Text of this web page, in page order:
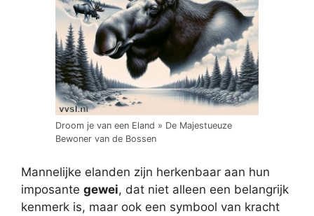
Droom je van een Eland » De Majestueuze
Bewoner van de Bossen
Mannelijke elanden zijn herkenbaar aan hun
imposante gewei, dat niet alleen een belangrijk
kenmerk is, maar ook een symbool van kracht